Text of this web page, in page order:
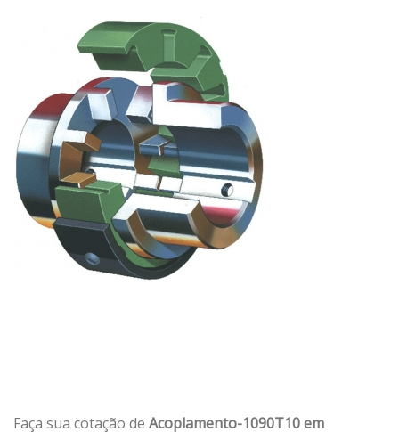
Faça sua cotação de Acoplamento-1090T10 em